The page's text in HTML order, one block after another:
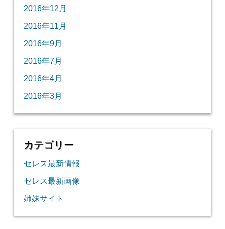
2016年12月
2016年11月
2016年9月
2016年7月
2016年4月
2016年3月
カテゴリー
セレス最新情報
セレス最新画像
姉妹サイト